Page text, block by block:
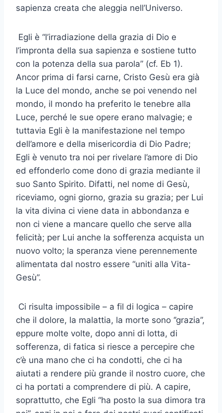
sapienza creata che aleggia nell’Universo.
Egli è “l’irradiazione della grazia di Dio e
l’impronta della sua sapienza e sostiene tutto
con la potenza della sua parola” (cf. Eb 1).
Ancor prima di farsi carne, Cristo Gesù era già
la Luce del mondo, anche se poi venendo nel
mondo, il mondo ha preferito le tenebre alla
Luce, perché le sue opere erano malvagie; e
tuttavia Egli è la manifestazione nel tempo
dell’amore e della misericordia di Dio Padre;
Egli è venuto tra noi per rivelare l’amore di Dio
ed effonderlo come dono di grazia mediante il
suo Santo Spirito. Difatti, nel nome di Gesù,
riceviamo, ogni giorno, grazia su grazia; per Lui
la vita divina ci viene data in abbondanza e
non ci viene a mancare quello che serve alla
felicità; per Lui anche la sofferenza acquista un
nuovo volto; la speranza viene perennemente
alimentata dal nostro essere “uniti alla Vita-
Gesù”.
Ci risulta impossibile – a fil di logica – capire
che il dolore, la malattia, la morte sono ‘’grazia’’,
eppure molte volte, dopo anni di lotta, di
sofferenza, di fatica si riesce a percepire che
c’è una mano che ci ha condotti, che ci ha
aiutati a rendere più grande il nostro cuore, che
ci ha portati a comprendere di più. A capire,
soprattutto, che Egli “ha posto la sua dimora tra